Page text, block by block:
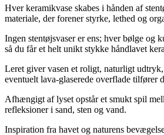
Hver keramikvase skabes i hånden af
materiale, der forener styrke, lethed og
Ingen stentøjsvaser er ens; hver bølge og
så du får et helt unikt stykke håndlavet
Leret giver vasen et roligt, naturligt
eventuelt lava-glaserede overflade tilfører
Afhængigt af lyset opstår et smukt spil
refleksioner i sand, sten og vand.
Inspiration fra havet og naturens